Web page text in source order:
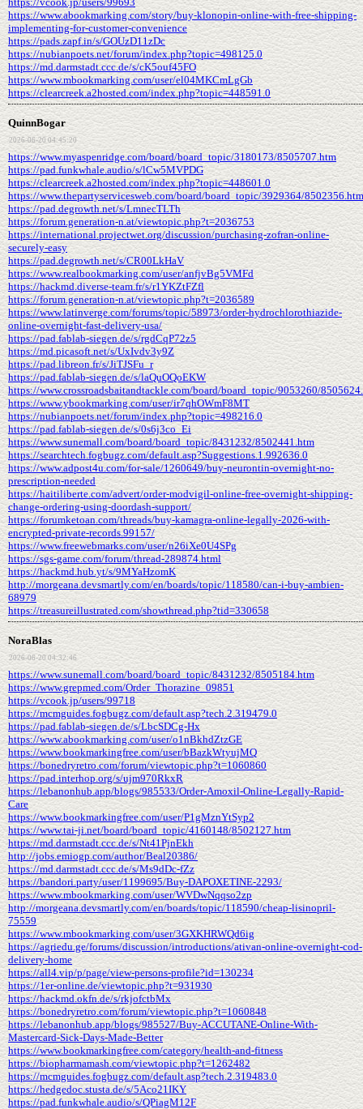
https://www.abookmarking.com/story/buy-klonopin-online-with-free-shipping-
implementing-for-customer-convenience
https://pads.zapf.in/s/GOUzD11zDc
https://nubianpoets.net/forum/index.php?topic=498125.0
https://md.darmstadt.ccc.de/s/cK5ouf45FO
https://www.mbookmarking.com/user/el04MKCmLgGb
https://clearcreek.a2hosted.com/index.php?topic=448591.0
QuinnBogar
2026-06-20 04:45:20
https://www.myaspenridge.com/board/board_topic/3180173/8505707.htm
https://pad.funkwhale.audio/s/lCw5MVPDG
https://clearcreek.a2hosted.com/index.php?topic=448601.0
https://www.thepartyservicesweb.com/board/board_topic/3929364/8502356.htm
https://pad.degrowth.net/s/LmnecTLTh
https://forum.generation-n.at/viewtopic.php?t=2036753
https://international.projectwet.org/discussion/purchasing-zofran-online-
securely-easy
https://pad.degrowth.net/s/CR00LkHaV
https://www.realbookmarking.com/user/anfjvBg5VMFd
https://hackmd.diverse-team.fr/s/r1YKZtFZfl
https://forum.generation-n.at/viewtopic.php?t=2036589
https://www.latinverge.com/forums/topic/58973/order-hydrochlorothiazide-
online-overnight-fast-delivery-usa/
https://pad.fablab-siegen.de/s/rgdCqP72z5
https://md.picasoft.net/s/UxIvdv3y9Z
https://pad.libreon.fr/s/JiTJSFu_r
https://pad.fablab-siegen.de/s/laQuOQoEKW
https://www.crossroadsbaitandtackle.com/board/board_topic/9053260/
https://www.ybookmarking.com/user/ir7qhOWmF8MT
https://nubianpoets.net/forum/index.php?topic=498216.0
https://pad.fablab-siegen.de/s/0s6j3co_Ei
https://www.sunemall.com/board/board_topic/8431232/8502441.htm
https://searchtech.fogbugz.com/default.asp?Suggestions.1.992636.0
https://www.adpost4u.com/for-sale/1260649/buy-neurontin-overnight-no-
prescription-needed
https://haitiliberte.com/advert/order-modvigil-online-free-overnight-shipping-
change-ordering-using-doordash-support/
https://forumketoan.com/threads/buy-kamagra-online-legally-2026-with-
encrypted-private-records.99157/
https://www.freewebmarks.com/user/n26iXe0U4SPg
https://sgs-game.com/forum/thread-289874.html
https://hackmd.hub.yt/s/9MYaHzomK
http://morgeana.devsmartly.com/en/boards/topic/118580/can-i-buy-ambien-
68979
https://treasureillustrated.com/showthread.php?tid=330658
NoraBlas
2026-06-20 04:32:46
https://www.sunemall.com/board/board_topic/8431232/8505184.htm
https://www.grepmed.com/Order_Thorazine_09851
https://vcook.jp/users/99718
https://mcmguides.fogbugz.com/default.asp?tech.2.319479.0
https://pad.fablab-siegen.de/s/LbcSDCg-Hx
https://www.abookmarking.com/user/o1nBkhdZtzGE
https://www.bookmarkingfree.com/user/bBazkWtyujMQ
https://bonedryretro.com/forum/viewtopic.php?t=1060860
https://pad.interhop.org/s/ujm970RkxR
https://lebanonhub.app/blogs/985533/Order-Amoxil-Online-Legally-Rapid-
Care
https://www.bookmarkingfree.com/user/P1gMznYtSyp2
https://www.tai-ji.net/board/board_topic/4160148/8502127.htm
https://md.darmstadt.ccc.de/s/Nt41PjnEkh
http://jobs.emiogp.com/author/Beal20386/
https://md.darmstadt.ccc.de/s/Ms9dDc-fZz
https://bandori.party/user/1199695/Buy-DAPOXETINE-2293/
https://www.mbookmarking.com/user/WVDwNqqso2zp
http://morgeana.devsmartly.com/en/boards/topic/118590/cheap-lisinopril-
75559
https://www.mbookmarking.com/user/3GXKHRWQd6ig
https://agriedu.ge/forums/discussion/introductions/ativan-online-overnight-cod-
delivery-home
https://all4.vip/p/page/view-persons-profile?id=130234
https://1er-online.de/viewtopic.php?t=931930
https://hackmd.okfn.de/s/rkjofctbMx
https://bonedryretro.com/forum/viewtopic.php?t=1060848
https://lebanonhub.app/blogs/985527/Buy-ACCUTANE-Online-With-
Mastercard-Sick-Days-Made-Better
https://www.bookmarkingfree.com/category/health-and-fitness
https://biopharmamash.com/viewtopic.php?t=1262482
https://mcmguides.fogbugz.com/default.asp?tech.2.319483.0
https://hedgedoc.stusta.de/s/5Aco21IKY
https://pad.funkwhale.audio/s/QPiagM12F